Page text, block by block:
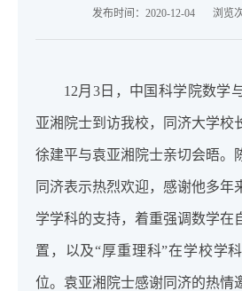
发布时间：2020-12-04 浏览
12月3日，中国科学院数学
亚湘院士到访我校，同济大学校
徐建平与袁亚湘院士亲切会晤。
同济表示热烈欢迎，感谢他多年
学学科的支持，着重强调数学在
置，以及“厚重理科”在学校学
位。袁亚湘院士感谢同济的热情